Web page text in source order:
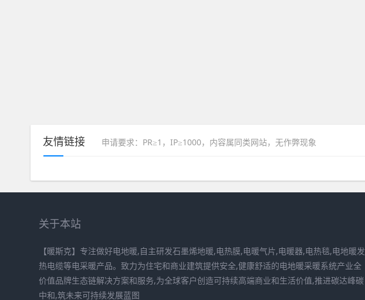
友情链接 申请要求：PR≥1，IP≥1000，内容属同类网站，无作弊现象
关于本站
【暖斯克】专注做好电地暖,自主研发石墨烯地暖,电热膜,电暖气片,电暖器,电热毯,电地暖发
热电缆等电采暖产品。致力为住宅和商业建筑提供安全,健康舒适的电地暖采暖系统产业全
价值品牌生态链解决方案和服务,为全球客户创造可持续高端商业和生活价值,推进碳达峰碳
中和,筑未来可持续发展蓝图